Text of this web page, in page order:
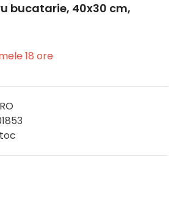
bucatarie, 40x30 cm,
18 ore